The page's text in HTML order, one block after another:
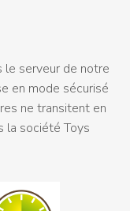
serveur de notre
en mode sécurisé
ne transitent en
la société Toys